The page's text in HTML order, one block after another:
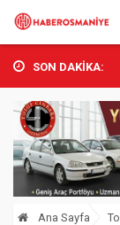
SON DAKİKA:
Orman
Ana Sayfa